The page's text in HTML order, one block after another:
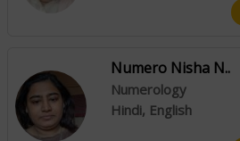
Numero Nisha N..
Numerology
Hindi, English